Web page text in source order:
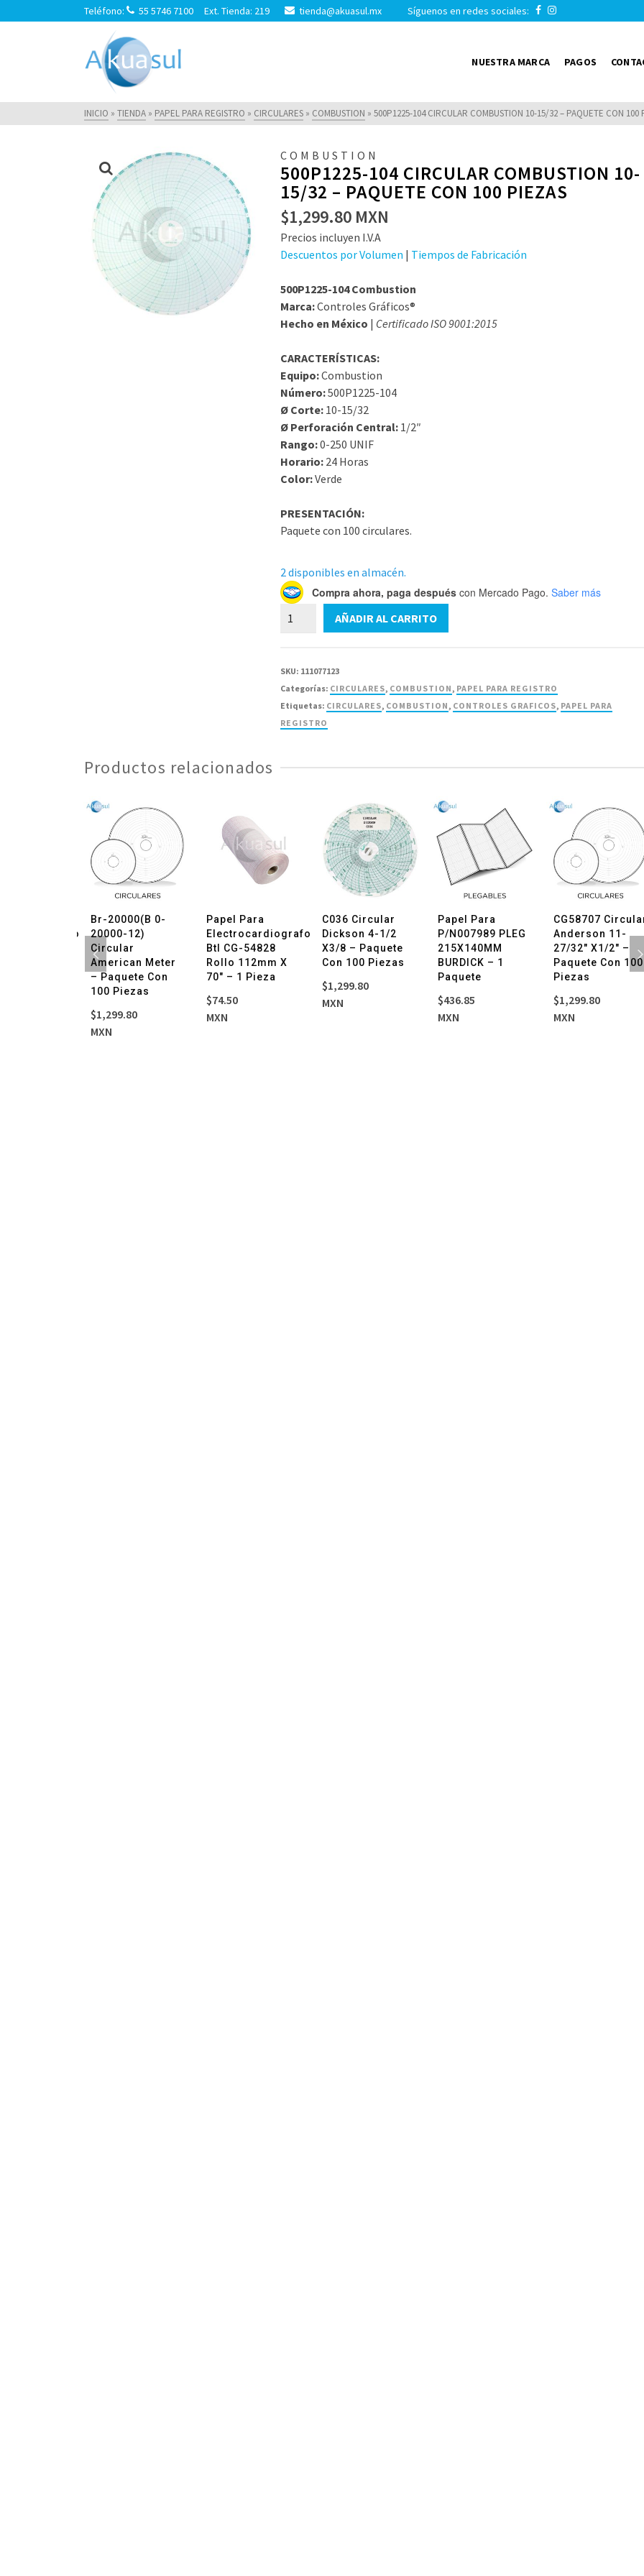
Teléfono: 55 5746 7100 Ext. Tienda: 219 tienda@akuasul.mx Síguenos en redes sociales:
NUESTRA MARCA PAGOS
INICIO » TIENDA » PAPEL PARA REGISTRO » CIRCULARES » COMBUSTION » 500P1225-104 CIRCULAR COMBUSTION 10-15/32 – PAQUETE CON 100
COMBUSTION
500P1225-104 CIRCULAR COMBUSTION 10-
15/32 – PAQUETE CON 100 PIEZAS
$1,299.80 MXN
Precios incluyen I.V.A
Descuentos por Volumen | Tiempos de Fabricación
500P1225-104 Combustion
Marca:Controles Gráficos®
Hecho en México | Certificado ISO 9001:2015
CARACTERÍSTICAS:
Equipo:Combustion
Número:500P1225-104
Ø Corte: 10-15/32
Ø Perforación Central: 1/2″
Rango:0-250 UNIF
Horario: 24 Horas
Color:Verde
PRESENTACIÓN:
Paquete con 100 circulares.
2 disponibles en almacén.
Compra ahora, paga después con Mercado Pago. Saber más
500P1225-
Paquete
100
AÑADIR AL CARRITO
SKU: 111077123
Categorías: CIRCULARES, COMBUSTION, PAPEL PARA REGISTRO
Etiquetas: CIRCULARES, COMBUSTION, CONTROLES GRAFICOS, PAPEL PARA
REGISTRO
Productos relacionados
Br-20000(B 0-
20000-12)
Circular
American Meter
– Paquete Con
100 Piezas
$1,299.80
MXN
Papel Para
Electrocardiografo
Btl CG-54828
Rollo 112mm X
70″ – 1 Pieza
$74.50
MXN
C036 Circular
Dickson 4-1/2
X3/8 – Paquete
Con 100 Piezas
$1,299.80
MXN
Papel Para
P/N007989 PLEG
215X140MM
BURDICK – 1
Paquete
$436.85
MXN
CG58707
Anderson 11-
27/32″ X1/2″ –
Paquete Con 100
Piezas
$1,299.80
MXN